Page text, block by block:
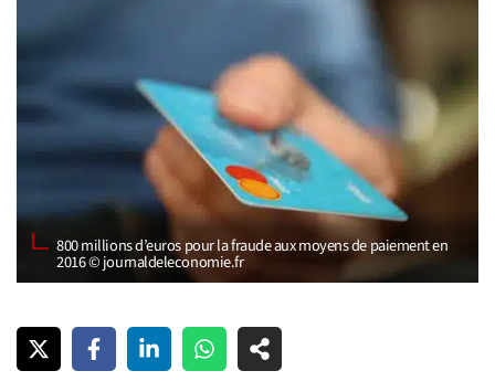
800 millions d’euros pour la fraude aux moyens de paiement en
2016 © journaldeleconomie.fr